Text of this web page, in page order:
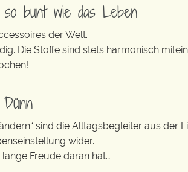
so bunt wie das Leben
der Welt.
Die Stoffe sind stets harmonisch
sind die Alltagsbegleiter aus der
wider.
Freude daran hat…